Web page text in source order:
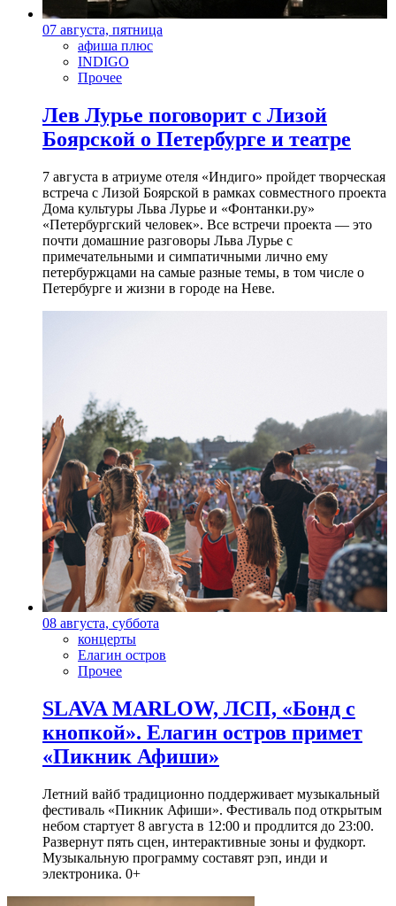
07 августа, пятница
афиша плюс
INDIGO
Прочее
Лев Лурье поговорит с Лизой
Боярской о Петербурге и театре
7 августа в атриуме отеля «Индиго» пройдет творческая
встреча с Лизой Боярской в рамках совместного проекта
Дома культуры Льва Лурье и «Фонтанки.ру»
«Петербургский человек». Все встречи проекта — это
почти домашние разговоры Льва Лурье с
примечательными и симпатичными лично ему
петербуржцами на самые разные темы, в том числе о
Петербурге и жизни в городе на Неве.
08 августа, суббота
концерты
Елагин остров
Прочее
SLAVA MARLOW, ЛСП, «Бонд с
кнопкой». Елагин остров примет
«Пикник Афиши»
Летний вайб традиционно поддерживает музыкальный
фестиваль «Пикник Афиши». Фестиваль под открытым
небом стартует 8 августа в 12:00 и продлится до 23:00.
Развернут пять сцен, интерактивные зоны и фудкорт.
Музыкальную программу составят рэп, инди и
электроника. 0+